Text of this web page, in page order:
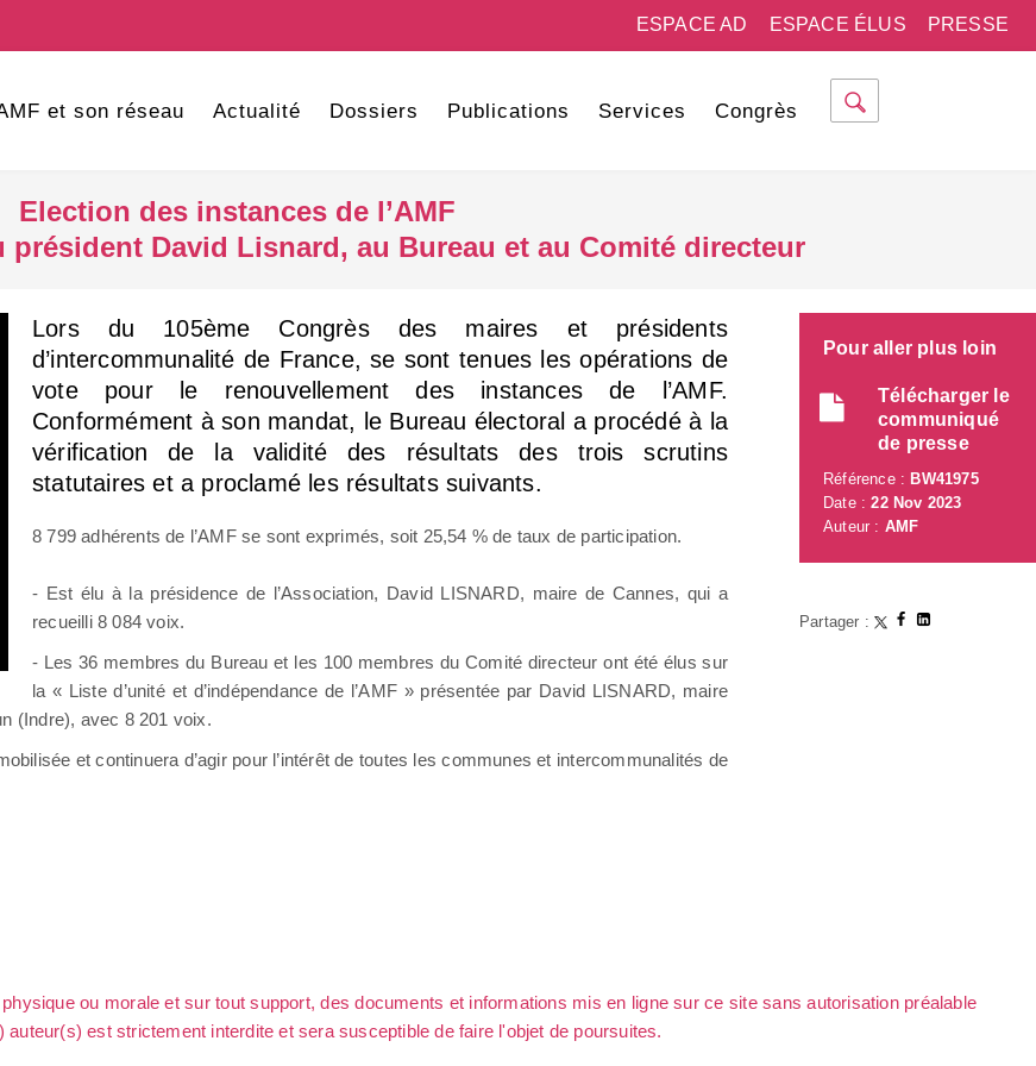
PRESSE
ESPACE ÉLUS
ESPACE AD
et son réseau Actualité Dossiers Publications Services Congrès
Election des instances de l’AMF
président David Lisnard, au Bureau et au Comité directeur
Lors du 105ème Congrès des maires et présidents
d’intercommunalité de France, se sont tenues les opérations de
vote pour le renouvellement des instances de l’AMF.
Conformément à son mandat, le Bureau électoral a procédé à la
vérification de la validité des résultats des trois scrutins
statutaires et a proclamé les résultats suivants.
8 799 adhérents de l’AMF se sont exprimés, soit 25,54 % de taux de participation.
- Est élu à la présidence de l’Association, David LISNARD, maire de Cannes, qui a
recueilli 8 084 voix.
- Les 36 membres du Bureau et les 100 membres du Comité directeur ont été élus sur
la « Liste d’unité et d’indépendance de l’AMF » présentée par David LISNARD, maire
(Indre), avec 8 201 voix.
et continuera d’agir pour l’intérêt de toutes les communes et intercommunalités de
Pour aller plus loin
Télécharger le
communiqué
de presse
Référence : BW41975
Date :22 Nov 2023
Auteur : AMF
Partager :
ou morale et sur tout support, des documents et informations mis en ligne sur ce site sans autorisation préalable
est strictement interdite et sera susceptible de faire l'objet de poursuites.